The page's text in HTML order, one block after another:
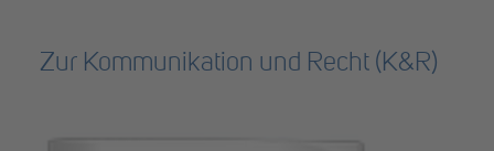
Zur Kommunikation und Recht (K&R)